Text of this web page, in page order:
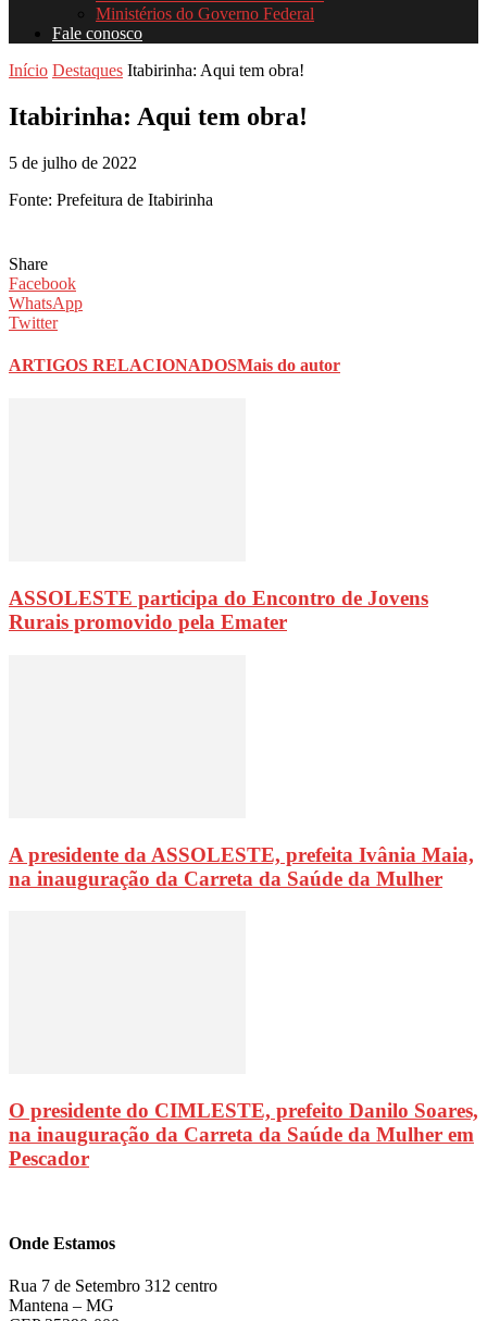
Ministérios do Governo Federal
Fale conosco
Início Destaques Itabirinha: Aqui tem obra!
Itabirinha: Aqui tem obra!
5 de julho de 2022
Fonte: Prefeitura de Itabirinha
Share
Facebook
WhatsApp
Twitter
ARTIGOS RELACIONADOSMais do autor
ASSOLESTE participa do Encontro de Jovens
Rurais promovido pela Emater
A presidente da ASSOLESTE, prefeita Ivânia Maia,
na inauguração da Carreta da Saúde da Mulher
O presidente do CIMLESTE, prefeito Danilo Soares,
na inauguração da Carreta da Saúde da Mulher em
Pescador
Onde Estamos
Rua 7 de Setembro 312 centro
Mantena – MG